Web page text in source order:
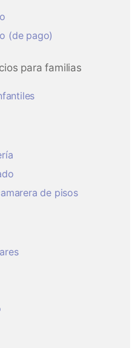
(de pago)
para familias
de pisos